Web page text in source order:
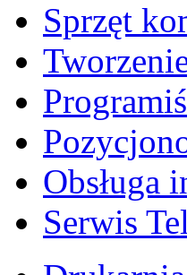
Sprzęt
Obsługa
Serwis